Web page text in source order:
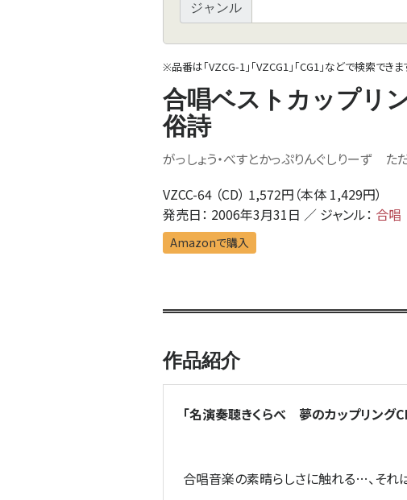
ジャンル
※品番は「VZCG-1」「VZCG1」「CG1」などで検索できま
合唱ベストカップリ
俗詩
がっしょう・べすとかっぷりんぐしりーず た
VZCC-64 （CD） 1,572円（本体 1,429円）
発売日： 2006年3月31日 ／ ジャンル： 合唱
Amazonで購入
作品紹介
「名演奏聴きくらべ 夢のカップリング
合唱音楽の素晴らしさに触れる…、それ